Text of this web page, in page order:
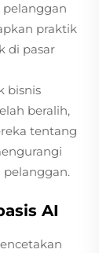
praktik
di pasar
bisnis
beralih,
tentang
pelanggan.
AI